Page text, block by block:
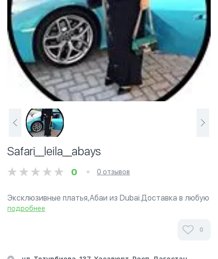
Safari__leila__abays
0 0 отзывов
Эксклюзивные платья,Абаи из Dubai.Доставка в любую
точку
Магазин мусульманской одежды «Safari__leila__abays»
подробнее
0